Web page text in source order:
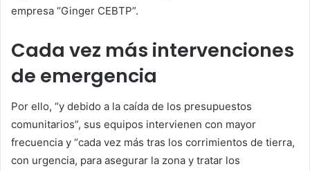
empresa “Ginger CEBTP”.
Cada vez más intervenciones
de emergencia
Por ello, “y debido a la caída de los presupuestos
comunitarios”, sus equipos intervienen con mayor
frecuencia y “cada vez más tras los corrimientos de tierra,
con urgencia, para asegurar la zona y tratar los